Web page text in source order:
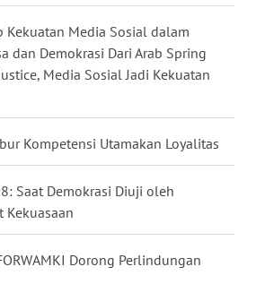
Kekuatan Media Sosial dalam
dan Demokrasi Dari Arab Spring
Media Sosial Jadi Kekuatan
Kompetensi Utamakan Loyalitas
Saat Demokrasi Diuji oleh
Kekuasaan
Dorong Perlindungan